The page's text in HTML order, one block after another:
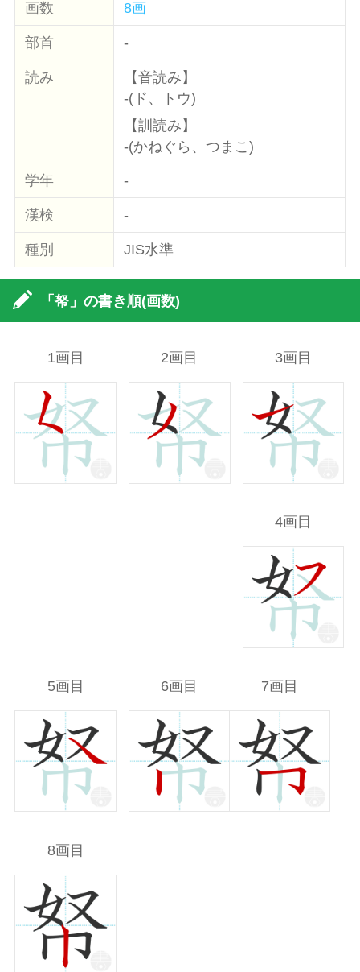
画数 8画
部首 -
読み
【音読み】
-(ド、トウ)
【訓読み】
-(かねぐら、つまこ)
学年 -
漢検 -
種別 JIS水準
「帑」の書き順(画数)
1画目 2画目 3画目
4画目
5画目 6画目 7画目
8画目